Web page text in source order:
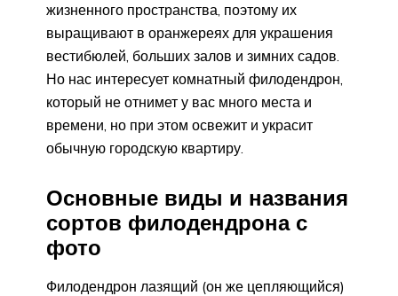
жизненного пространства, поэтому их
выращивают в оранжереях для украшения
вестибюлей, больших залов и зимних садов.
Но нас интересует комнатный филодендрон,
который не отнимет у вас много места и
времени, но при этом освежит и украсит
обычную городскую квартиру.
Основные виды и названия
сортов филодендрона с
фото
Филодендрон лазящий (он же цепляющийся)